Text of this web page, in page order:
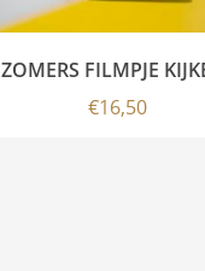
ZOMERS FILMPJE
€16,50